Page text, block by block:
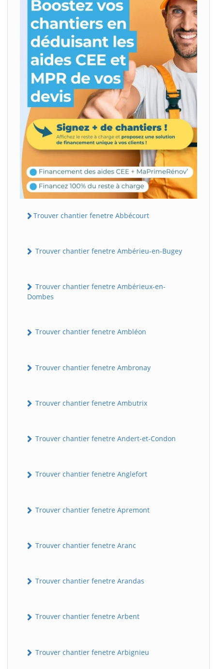
Trouver chantier fenetre Abbécourt
Trouver chantier fenetre Ambérieu-en-Bugey
Trouver chantier fenetre Ambérieux-en-
Dombes
Trouver chantier fenetre Ambléon
Trouver chantier fenetre Ambronay
Trouver chantier fenetre Ambutrix
Trouver chantier fenetre Andert-et-Condon
Trouver chantier fenetre Anglefort
Trouver chantier fenetre Apremont
Trouver chantier fenetre Aranc
Trouver chantier fenetre Arandas
Trouver chantier fenetre Arbent
Trouver chantier fenetre Arbignieu